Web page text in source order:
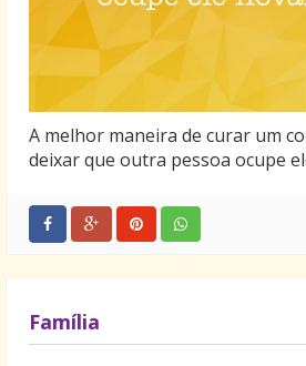
A melhor maneira de curar um
deixar que outra pessoa ocupe
Família